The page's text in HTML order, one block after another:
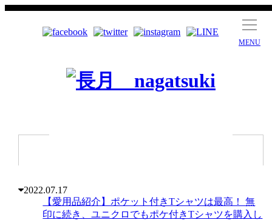
MENU
2022.07.17
【愛用品紹介】ポケット付きTシャツは最高！ 無
印に続き、ユニクロでもポケ付きTシャツを購入し